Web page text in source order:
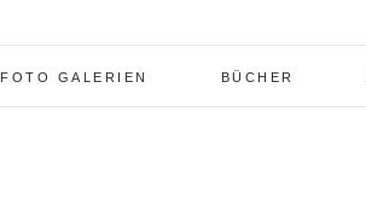
FOTO GALERIEN BÜCHER